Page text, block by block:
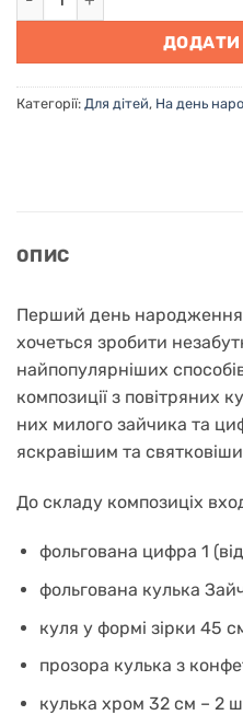
Категорії: Для дітей, На день
ОПИС
Перший день народження
хочеться зробити
найпопулярніших
композиції з повітряних
них милого зайчика та
яскравішим та
До складу композиціх
фольгована цифра 1
фольгована кулька
куля у формі зірки 45
прозора кулька з
кулька хром 32 см – 2